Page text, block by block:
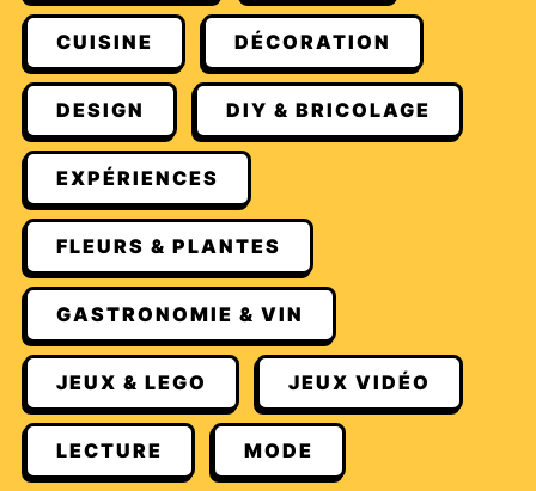
CUISINE DÉCORATION
DESIGN DIY & BRICOLAGE
EXPÉRIENCES
FLEURS & PLANTES
GASTRONOMIE & VIN
JEUX & LEGO JEUX VIDÉO
LECTURE MODE